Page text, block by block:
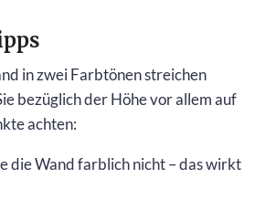
in zwei Farbtönen streichen
bezüglich der Höhe vor allem auf
achten:
die Wand farblich nicht – das wirkt